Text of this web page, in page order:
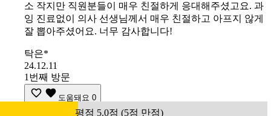
소 작지만 직원분들이 매우 친절하게 응대해주셨고요. 과
잉 진료없이 의사 선생님께서 매우 친절하고 아프지 않게
잘 뽑아주셨어요. 너무 감사합니다!
탁은*
24.12.11
1번째 방문
도움돼요 0
평점 5.0점 (5점 만점)